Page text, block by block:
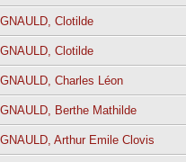
Clotilde
Clotilde
Charles Léon
Berthe Mathilde
Arthur Emile Clovis